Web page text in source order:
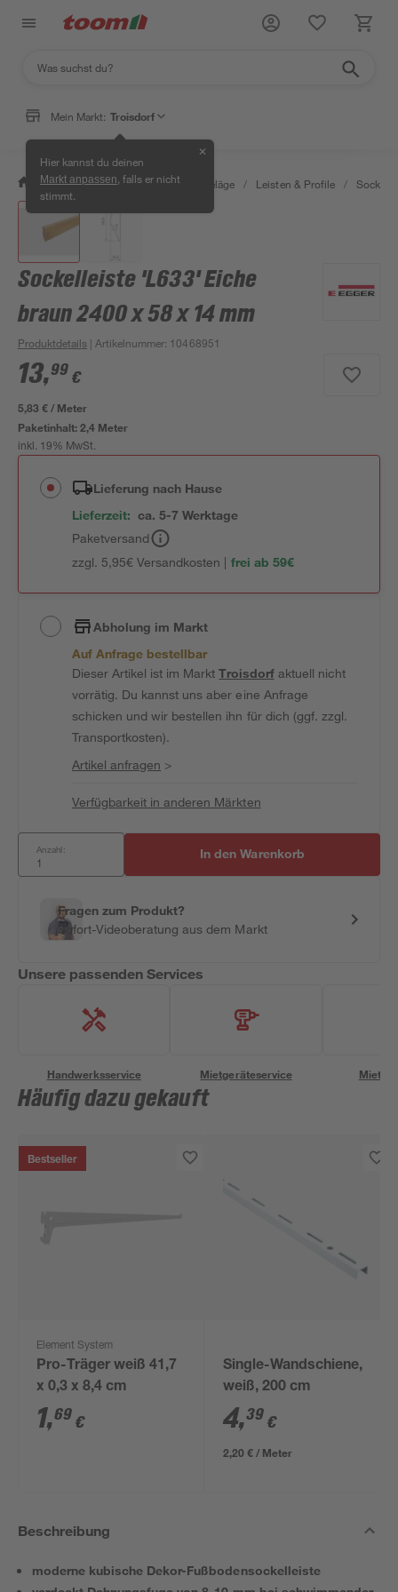
Mein Markt: Troisdorf
Hier kannst du deinen
Markt anpassen , falls er nicht
stimmt.
✕
/ Bauen & Renovieren / Bodenbeläge / Leisten & Profile /
Sockelleiste 'L633' Eiche
braun 2400 x 58 x 14 mm
Produktdetails | Artikelnummer: 10468951
13,99 €
5,83 € / Meter
Paketinhalt:2,4 Meter
inkl. 19% MwSt.
Lieferung nach Hause
Lieferzeit: ca. 5-7 Werktage
Paketversand
zzgl. 5,95€ Versandkosten | frei ab 59€
Abholung im Markt
Auf Anfrage bestellbar
Dieser Artikel ist im MarktTroisdorfaktuell nicht
vorrätig. Du kannst uns aber eine Anfrage
schicken und wir bestellen ihn für dich (ggf. zzgl.
Transportkosten).
Artikel anfragen >
Verfügbarkeit in anderen Märkten
Anzahl: In den Warenkorb
Fragen zum Produkt?
Sofort-Videoberatung aus dem Markt
Unsere passenden Services
Handwerksservice Mietgeräteservice
Häufig dazu gekauft
Bestseller
Element System
Pro-Träger weiß 41,7
x 0,3 x 8,4 cm
1,69 €
Single-Wandschiene,
weiß, 200 cm
4,39 €
2,20 € / Meter
Beschreibung
moderne kubische Dekor-Fußbodensockelleiste